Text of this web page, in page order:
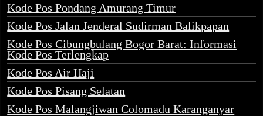
Kode Pos Pondang Amurang Timur
Kode Pos Jalan Jenderal Sudirman Balikpapan
Kode Pos Cibungbulang Bogor Barat: Informasi
Kode Pos Terlengkap
Kode Pos Air Haji
Kode Pos Pisang Selatan
Kode Pos Malangjiwan Colomadu Karanganyar